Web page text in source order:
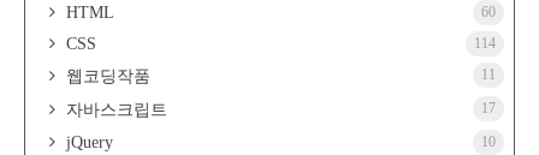
HTML 60
CSS 114
웹코딩작품 11
자바스크립트 17
jQuery 10